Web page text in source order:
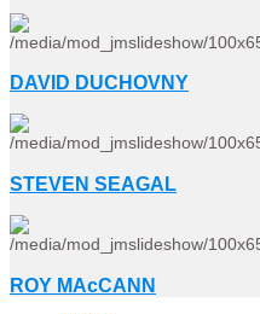
DAVID DUCHOVNY
STEVEN SEAGAL
ROY MAcCANN